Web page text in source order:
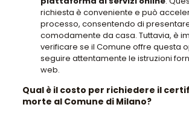
richiesta è conveniente e può
processo, consentendo di
comodamente da casa. Tuttavia, è
verificare se il Comune offre questa
seguire attentamente le istruzioni
web.
Qual è il costo per richiedere il
morte al Comune di Milano?